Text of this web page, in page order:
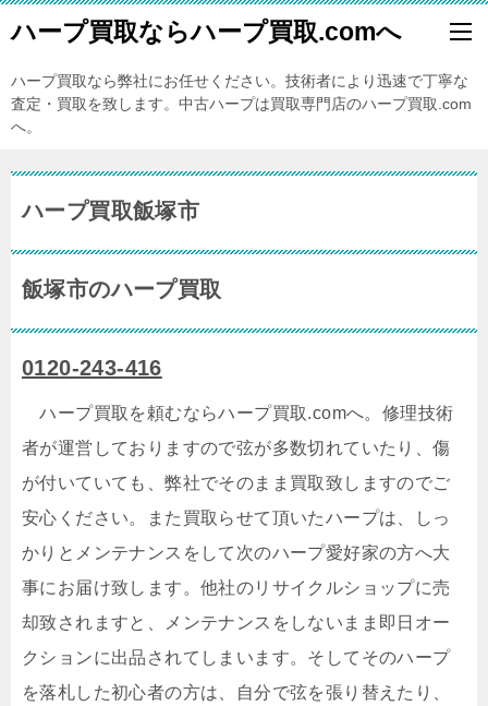
ハープ買取ならハープ買取.comへ
ハープ買取なら弊社にお任せください。技術者により迅速で丁寧な
査定・買取を致します。中古ハープは買取専門店のハープ買取.com
へ。
ハープ買取飯塚市
飯塚市のハープ買取
0120-243-416
ハープ買取を頼むならハープ買取.comへ。修理技術
者が運営しておりますので弦が多数切れていたり、傷
が付いていても、弊社でそのまま買取致しますのでご
安心ください。また買取らせて頂いたハープは、しっ
かりとメンテナンスをして次のハープ愛好家の方へ大
事にお届け致します。他社のリサイクルショップに売
却致されますと、メンテナンスをしないまま即日オー
クションに出品されてしまいます。そしてそのハープ
を落札した初心者の方は、自分で弦を張り替えたり、